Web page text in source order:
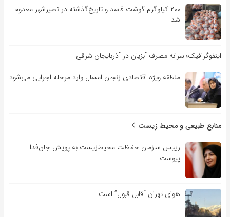
۲۰۰ کیلوگرم گوشت فاسد و تاریخ‌گذشته در نصیرشهر معدوم
شد
اینفوگرافیک؛ سرانه مصرف آبزیان در آذربایجان شرقی
منطقه ویژه اقتصادی زنجان امسال وارد مرحله اجرایی می‌شود
منابع طبیعی و محیط زیست
رییس سازمان حفاظت محیط‌زیست به پویش جان‌فدا
پیوست
هوای تهران “قابل قبول” است